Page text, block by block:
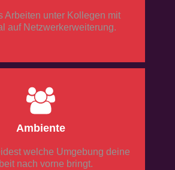
Arbeiten unter Kollegen mit
auf Netzwerkerweiterung.
Ambiente
welche Umgebung deine
nach vorne bringt.